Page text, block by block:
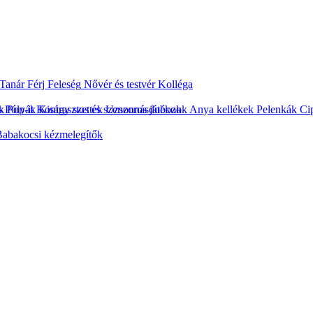
Tanár Férj Feleség Nővér és testvér Kolléga
Pop-it Kontrasztos és szenzoros játékok
Pólyák Kiságy szettek Uzsonnásdobozok Anya kellékek Pelenkák
kézmelegítők